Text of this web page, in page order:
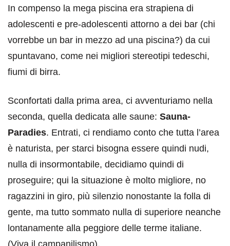
In compenso la mega piscina era strapiena di
adolescenti e pre-adolescenti attorno a dei bar (chi
vorrebbe un bar in mezzo ad una piscina?) da cui
spuntavano, come nei migliori stereotipi tedeschi,
fiumi di birra.
Sconfortati dalla prima area, ci avventuriamo nella
seconda, quella dedicata alle saune: Sauna-
Paradies. Entrati, ci rendiamo conto che tutta l’area
è naturista, per starci bisogna essere quindi nudi,
nulla di insormontabile, decidiamo quindi di
proseguire; qui la situazione è molto migliore, no
ragazzini in giro, più silenzio nonostante la folla di
gente, ma tutto sommato nulla di superiore neanche
lontanamente alla peggiore delle terme italiane.
(Viva il campanilismo).